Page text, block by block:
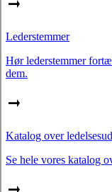
Lederstemmer
Hør lederstemmer
dem.
Katalog over
Se hele vores katalog